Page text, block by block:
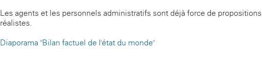
Les agents et les personnels administratifs sont déjà force de propositions
réalistes.
Diaporama "Bilan factuel de l'état du monde"